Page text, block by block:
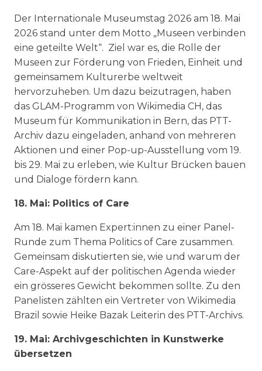
Der Internationale Museumstag 2026 am 18. Mai
2026 stand unter dem Motto „Museen verbinden
eine geteilte Welt“. Ziel war es, die Rolle der
Museen zur Förderung von Frieden, Einheit und
gemeinsamem Kulturerbe weltweit
hervorzuheben. Um dazu beizutragen, haben
das GLAM-Programm von Wikimedia CH, das
Museum für Kommunikation in Bern, das PTT-
Archiv dazu eingeladen, anhand von mehreren
Aktionen und einer Pop-up-Ausstellung vom 19.
bis 29. Mai zu erleben, wie Kultur Brücken bauen
und Dialoge fördern kann.
18. Mai: Politics of Care
Am 18. Mai kamen Expert:innen zu einer Panel-
Runde zum Thema Politics of Care zusammen.
Gemeinsam diskutierten sie, wie und warum der
Care-Aspekt auf der politischen Agenda wieder
ein grösseres Gewicht bekommen sollte. Zu den
Panelisten zählten ein Vertreter von Wikimedia
Brazil sowie Heike Bazak Leiterin des PTT-Archivs.
19. Mai: Archivgeschichten in Kunstwerke
übersetzen